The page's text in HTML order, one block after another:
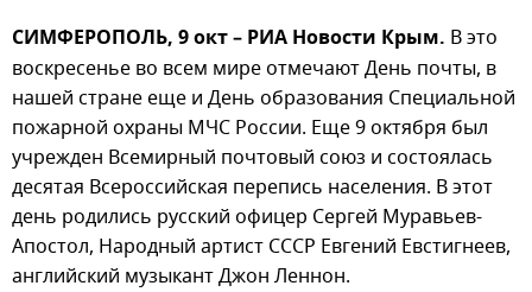
СИМФЕРОПОЛЬ, 9 окт – РИА Новости Крым. В это
воскресенье во всем мире отмечают День почты, в
нашей стране еще и День образования Специальной
пожарной охраны МЧС России. Еще 9 октября был
учрежден Всемирный почтовый союз и состоялась
десятая Всероссийская перепись населения. В этот
день родились русский офицер Сергей Муравьев-
Апостол, Народный артист СССР Евгений Евстигнеев,
английский музыкант Джон Леннон.